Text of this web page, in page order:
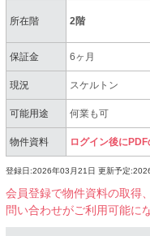
所在階 2階
保証金 6ヶ月
現況 スケルトン
可能用途 何業も可
物件資料 ログイン後に
登録日:2026年03月21日 更新予定
会員登録で物件資料の取得
問い合わせがご利用可能に